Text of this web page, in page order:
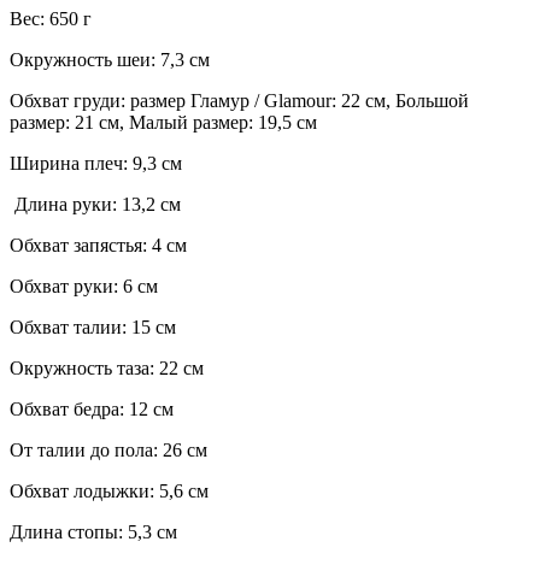
Вес: 650 г
Окружность шеи: 7,3 см
Обхват груди: размер Гламур / Glamour: 22 см, Большой
размер: 21 см, Малый размер: 19,5 см
Ширина плеч: 9,3 см
Длина руки: 13,2 см
Обхват запястья: 4 см
Обхват руки: 6 см
Обхват талии: 15 см
Окружность таза: 22 см
Обхват бедра: 12 см
От талии до пола: 26 см
Обхват лодыжки: 5,6 см
Длина стопы: 5,3 см